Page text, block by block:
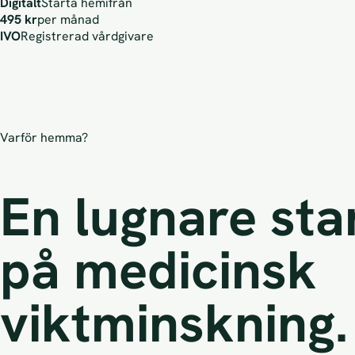
495 krper månad
IVORegistrerad vårdgivare
Varför hemma?
En lugnare
på medicinsk
viktminskning.